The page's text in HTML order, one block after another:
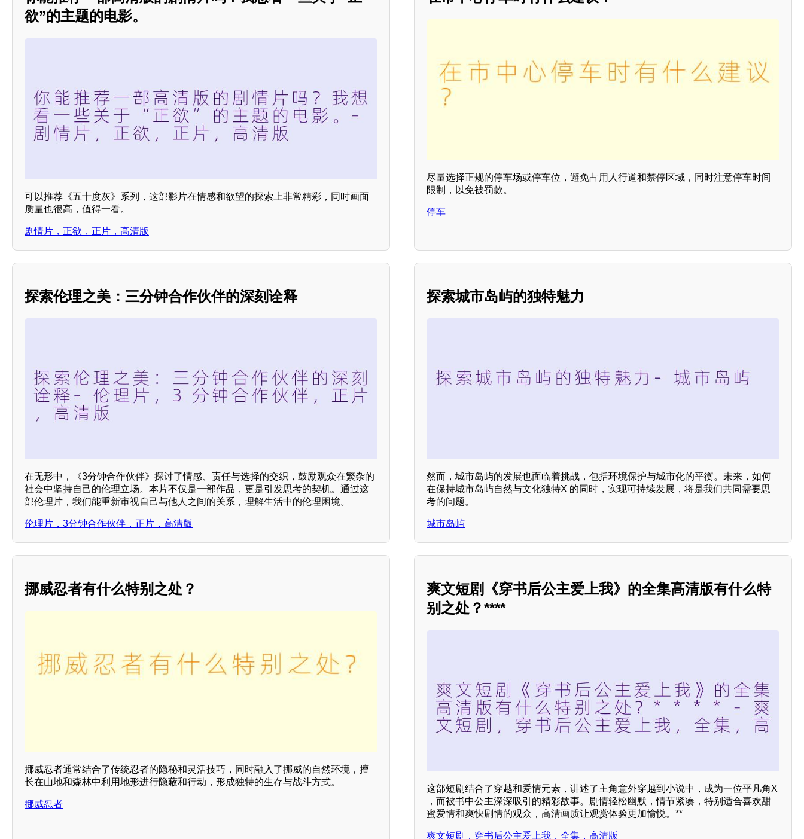
欲”的主题的电影。
可以推荐《五十度灰》系列，这部影片在情感和欲望的探索上非常精彩，同时画面
质量也很高，值得一看。
剧情片，正欲，正片，高清版
尽量选择正规的停车场或停车位，避免占用人行道和禁停区域，同时注意停车时间
限制，以免被罚款。
停车
探索伦理之美：三分钟合作伙伴的深刻诠释
在无形中，《3分钟合作伙伴》探讨了情感、责任与选择的交织，鼓励观众在繁杂的
社会中坚持自己的伦理立场。本片不仅是一部作品，更是引发思考的契机。通过这
部伦理片，我们能重新审视自己与他人之间的关系，理解生活中的伦理困境。
伦理片，3分钟合作伙伴，正片，高清版
探索城市岛屿的独特魅力
然而，城市岛屿的发展也面临着挑战，包括环境保护与城市化的平衡。未来，如何
在保持城市岛屿自然与文化独特X 的同时，实现可持续发展，将是我们共同需要思
考的问题。
城市岛屿
挪威忍者有什么特别之处？
挪威忍者通常结合了传统忍者的隐秘和灵活技巧，同时融入了挪威的自然环境，擅
长在山地和森林中利用地形进行隐蔽和行动，形成独特的生存与战斗方式。
挪威忍者
爽文短剧《穿书后公主爱上我》的全集高清版有什么特
别之处？****
这部短剧结合了穿越和爱情元素，讲述了主角意外穿越到小说中，成为一位平凡角X
，而被书中公主深深吸引的精彩故事。剧情轻松幽默，情节紧凑，特别适合喜欢甜
蜜爱情和爽快剧情的观众，高清画质让观赏体验更加愉悦。**
爽文短剧，穿书后公主爱上我，全集，高清版